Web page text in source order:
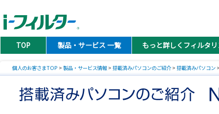
TOP 製品・サービス 一覧 もっと詳しくフィルタ
個人のお客さまTOP > 製品・サービス情報 > 搭載済みパソコンのご紹介> 搭載済みパソコン